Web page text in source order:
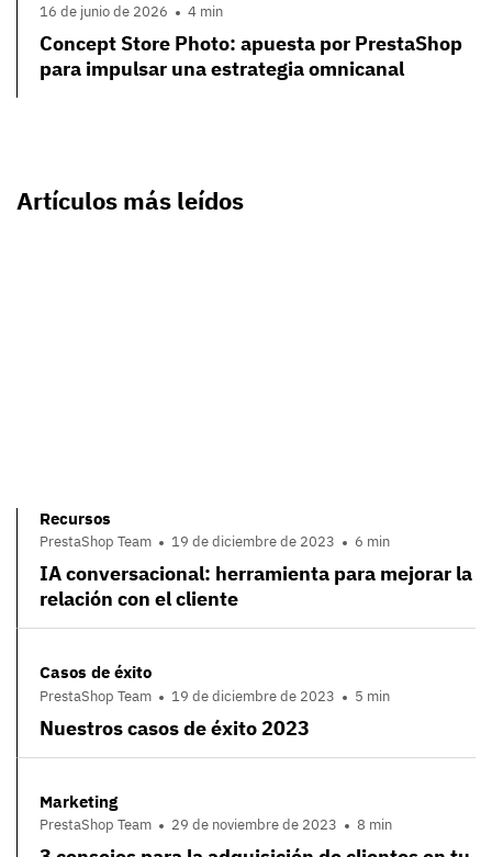
16 de junio de 2026 4 min
Concept Store Photo: apuesta por PrestaShop
para impulsar una estrategia omnicanal
Artículos más leídos
Recursos
PrestaShop Team 19 de diciembre de 2023 6 min
IA conversacional: herramienta para mejorar la
relación con el cliente
Casos de éxito
PrestaShop Team 19 de diciembre de 2023 5 min
Nuestros casos de éxito 2023
Marketing
PrestaShop Team 29 de noviembre de 2023 8 min